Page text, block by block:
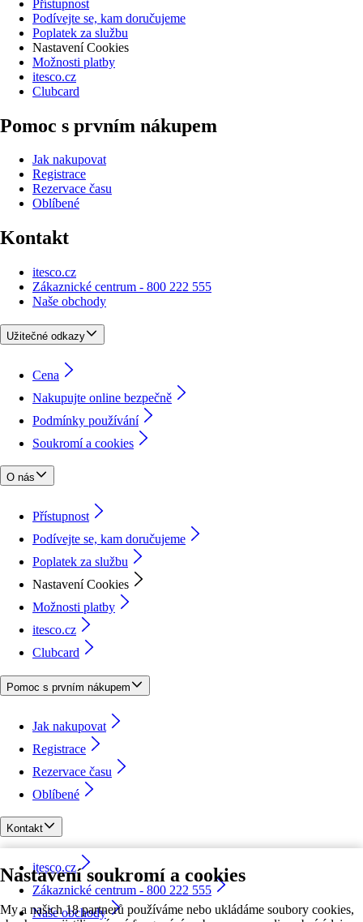
Nastavení soukromí a cookies
My a našich 18 partnerů používáme nebo ukládáme soubory cookies,
Přístupnost
Podívejte se, kam doručujeme
Poplatek za službu
Nastavení Cookies
Možnosti platby
itesco.cz
Clubcard
Pomoc s prvním nákupem
Jak nakupovat
Registrace
Rezervace času
Oblíbené
Kontakt
itesco.cz
Zákaznické centrum - 800 222 555
Naše obchody
Užitečné odkazy
Cena
Nakupujte online bezpečně
Podmínky používání
Soukromí a cookies
O nás
Přístupnost
Podívejte se, kam doručujeme
Poplatek za službu
Nastavení Cookies
Možnosti platby
itesco.cz
Clubcard
Pomoc s prvním nákupem
Jak nakupovat
Registrace
Rezervace času
Oblíbené
Kontakt
itesco.cz
Zákaznické centrum - 800 222 555
Naše obchody